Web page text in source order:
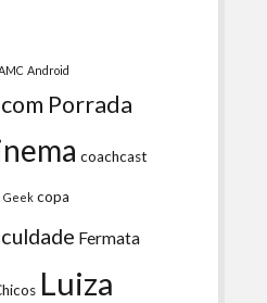
AMC Android
Porrada
coachcast
Geek copa
Fermata
Luiza